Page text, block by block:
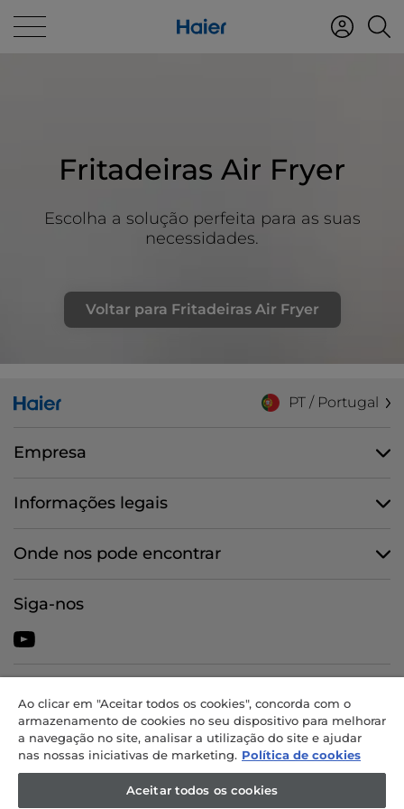
Fritadeiras Air Fryer
Escolha a solução perfeita para as suas
necessidades.
Voltar para Fritadeiras Air Fryer
PT / Portugal
Empresa
Informações legais
Onde nos pode encontrar
Siga-nos
Comolli, 57 - 20861 Brugherio (MB) - Itália - SEDES
ADMINISTRATIVAS: Via Privata Eden Fumagalli snc - 20861 Brugherio
(MB) e Via Trento n. 20/A-22 - 20871 Vimercate (MB) - Itália - Tel.:
EUR integralmente realizado - Cód. fiscal e n.º de inscrição na
Ao clicar em "Aceitar todos os cookies", concorda com o
armazenamento de cookies no seu dispositivo para melhorar
a navegação no site, analisar a utilização do site e ajudar
nas nossas iniciativas de marketing. Política de cookies
Aceitar todos os cookies